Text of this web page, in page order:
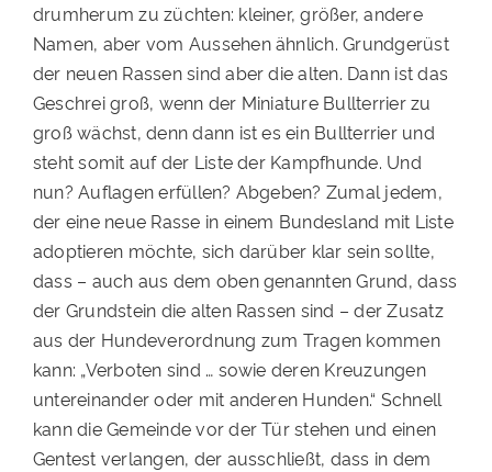
drumherum zu züchten: kleiner, größer, andere
Namen, aber vom Aussehen ähnlich. Grundgerüst
der neuen Rassen sind aber die alten. Dann ist das
Geschrei groß, wenn der Miniature Bullterrier zu
groß wächst, denn dann ist es ein Bullterrier und
steht somit auf der Liste der Kampfhunde. Und
nun? Auflagen erfüllen? Abgeben? Zumal jedem,
der eine neue Rasse in einem Bundesland mit Liste
adoptieren möchte, sich darüber klar sein sollte,
dass – auch aus dem oben genannten Grund, dass
der Grundstein die alten Rassen sind – der Zusatz
aus der Hundeverordnung zum Tragen kommen
kann: „Verboten sind … sowie deren Kreuzungen
untereinander oder mit anderen Hunden.“ Schnell
kann die Gemeinde vor der Tür stehen und einen
Gentest verlangen, der ausschließt, dass in dem